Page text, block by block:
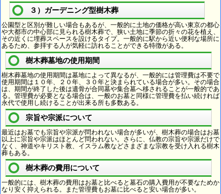
３）ガーデニング型樹木葬
公園型と区別が難しい場合もあるが、一般的に土地の価格が高い東京の都心
や大都市の中心部に見られる樹木葬で、狭い土地に季節の折々の花を植え、
その近くに埋葬スペースを設けるタイプ。一般的に駅から近い便利な場所に
あるため、参拝する人が気軽に訪れることができる特徴がある。
樹木葬墓地の使用期間
樹木葬墓地の使用期間は墓地によって異なるが、一般的には管理費は不要で
使用期間は１０年、２０年、３０年と決まられている場合が多い。その場合
は、期間が終了した後は遺骨が合同墓や集合墓へ移されることが一般的であ
る。管理費が必要となる場合は、一般のお墓と同様に管理費を払い続ければ
永代で使用し続けることが出来る所も多数ある。
宗旨や宗派について
最近はお墓でも宗旨や宗派が問われない場合が多いが、樹木葬の場合はお墓
以上に宗旨や宗派はほとんど問われない。さらに、仏教の宗旨や宗派だけで
なく、神道やキリスト教、イスラム教などさまざまな宗教を受け入れる樹木
葬もある。
樹木葬の費用について
一般的には、樹木葬の費用はお墓と比べると墓石の購入費用が不要なためか
なり安く抑えられる。また管理費もお墓に比べると安い場合が多い。